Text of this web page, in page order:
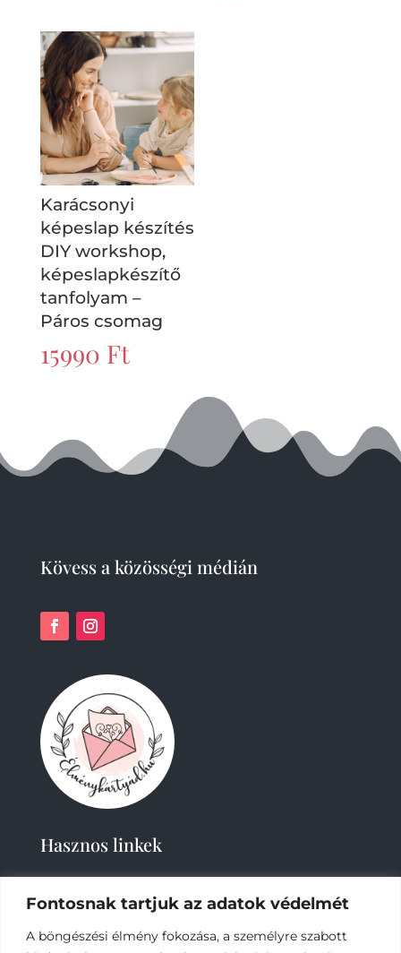
Fontosnak tartjuk az adatok védelmét
A böngészési élmény fokozása, a személyre szabott
Karácsonyi
képeslap készítés
DIY workshop,
képeslapkészítő
tanfolyam –
Páros csomag
15990 Ft
Kövess a közösségi médián
Hasznos linkek